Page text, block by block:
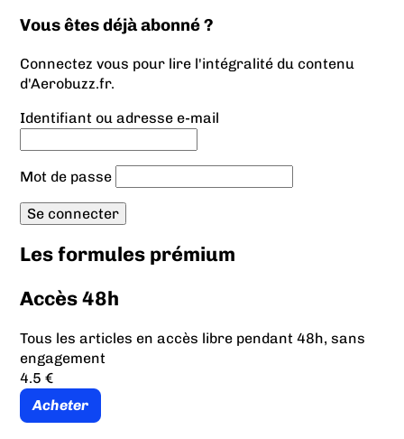
Vous êtes déjà abonné ?
Connectez vous pour lire l'intégralité du contenu
d'Aerobuzz.fr.
Identifiant ou adresse e-mail
Mot de passe
Les formules prémium
Accès 48h
Tous les articles en accès libre pendant 48h, sans
engagement
4.5 €
Acheter